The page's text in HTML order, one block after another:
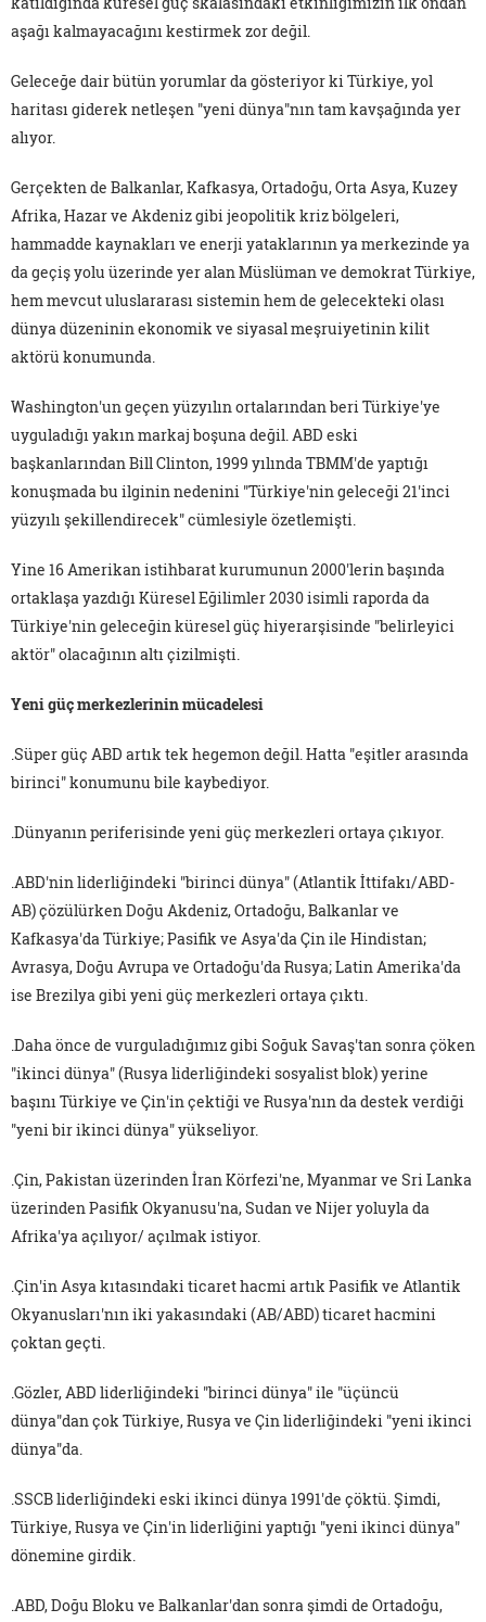
aşağı kalmayacağını kestirmek zor değil.
Geleceğe dair bütün yorumlar da gösteriyor ki Türkiye, yol
haritası giderek netleşen "yeni dünya"nın tam kavşağında yer
alıyor.
Gerçekten de Balkanlar, Kafkasya, Ortadoğu, Orta Asya, Kuzey
Afrika, Hazar ve Akdeniz gibi jeopolitik kriz bölgeleri,
hammadde kaynakları ve enerji yataklarının ya merkezinde ya
da geçiş yolu üzerinde yer alan Müslüman ve demokrat Türkiye,
hem mevcut uluslararası sistemin hem de gelecekteki olası
dünya düzeninin ekonomik ve siyasal meşruiyetinin kilit
aktörü konumunda.
Washington'un geçen yüzyılın ortalarından beri Türkiye'ye
uyguladığı yakın markaj boşuna değil. ABD eski
başkanlarından Bill Clinton, 1999 yılında TBMM'de yaptığı
konuşmada bu ilginin nedenini "Türkiye'nin geleceği 21'inci
yüzyılı şekillendirecek" cümlesiyle özetlemişti.
Yine 16 Amerikan istihbarat kurumunun 2000'lerin başında
ortaklaşa yazdığı Küresel Eğilimler 2030 isimli raporda da
Türkiye'nin geleceğin küresel güç hiyerarşisinde "belirleyici
aktör" olacağının altı çizilmişti.
Yeni güç merkezlerinin mücadelesi
.Süper güç ABD artık tek hegemon değil. Hatta "eşitler arasında
birinci" konumunu bile kaybediyor.
.Dünyanın periferisinde yeni güç merkezleri ortaya çıkıyor.
.ABD'nin liderliğindeki "birinci dünya" (Atlantik İttifakı/ABD-
AB) çözülürken Doğu Akdeniz, Ortadoğu, Balkanlar ve
Kafkasya'da Türkiye; Pasifik ve Asya'da Çin ile Hindistan;
Avrasya, Doğu Avrupa ve Ortadoğu'da Rusya; Latin Amerika'da
ise Brezilya gibi yeni güç merkezleri ortaya çıktı.
.Daha önce de vurguladığımız gibi Soğuk Savaş'tan sonra çöken
"ikinci dünya" (Rusya liderliğindeki sosyalist blok) yerine
başını Türkiye ve Çin'in çektiği ve Rusya'nın da destek verdiği
"yeni bir ikinci dünya" yükseliyor.
.Çin, Pakistan üzerinden İran Körfezi'ne, Myanmar ve Sri Lanka
üzerinden Pasifik Okyanusu'na, Sudan ve Nijer yoluyla da
Afrika'ya açılıyor/ açılmak istiyor.
.Çin'in Asya kıtasındaki ticaret hacmi artık Pasifik ve Atlantik
Okyanusları'nın iki yakasındaki (AB/ABD) ticaret hacmini
çoktan geçti.
.Gözler, ABD liderliğindeki "birinci dünya" ile "üçüncü
dünya"dan çok Türkiye, Rusya ve Çin liderliğindeki "yeni ikinci
dünya"da.
.SSCB liderliğindeki eski ikinci dünya 1991'de çöktü. Şimdi,
Türkiye, Rusya ve Çin'in liderliğini yaptığı "yeni ikinci dünya"
dönemine girdik.
.ABD, Doğu Bloku ve Balkanlar'dan sonra şimdi de Ortadoğu,